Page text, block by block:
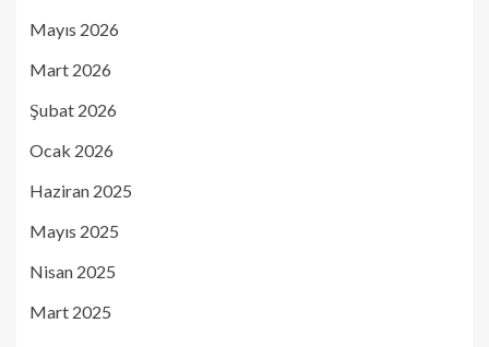
Mayıs 2026
Mart 2026
Şubat 2026
Ocak 2026
Haziran 2025
Mayıs 2025
Nisan 2025
Mart 2025